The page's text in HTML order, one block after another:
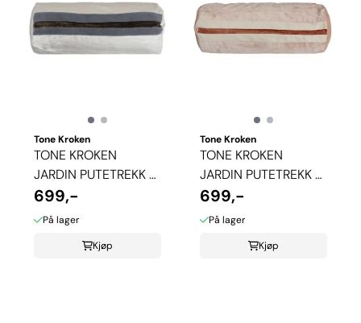
Tone Kroken
TONE KROKEN
JARDIN PUTETREKK -
LYS BLÅ
699,-
På lager
Kjøp
Tone Kroken
TONE KROKEN
JARDIN PUTETREKK -
ROSA
699,-
På lager
Kjøp